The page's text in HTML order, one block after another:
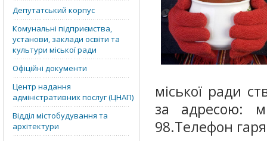
Депутатський корпус
Комунальні підприємства,
установи, заклади освіти та
культури міської ради
Офіційні документи
Центр надання
адміністративних послуг (ЦНАП)
Відділ містобудування та
архітектури
міської ради
за адресою:
98.Телефон